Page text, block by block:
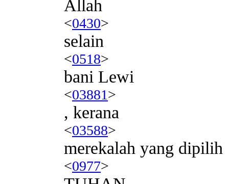
Allah
<0430>
selain
<0518>
bani Lewi
<03881>
, kerana
<03588>
merekalah yang dipilih
<0977>